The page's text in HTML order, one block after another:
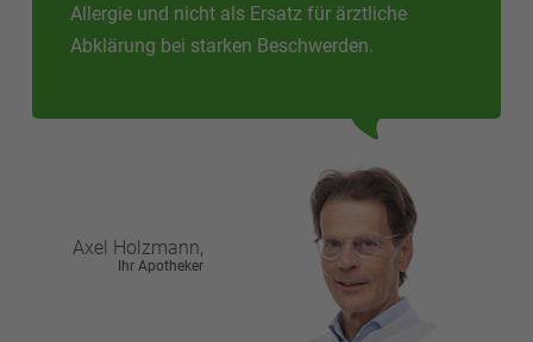
Allergie und nicht als Ersatz für ärztliche
Abklärung bei starken Beschwerden.
Axel Holzmann,
Ihr Apotheker